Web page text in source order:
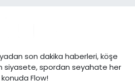
son dakika haberleri, köşe
siyasete, spordan seyahate her
konuda Flow!